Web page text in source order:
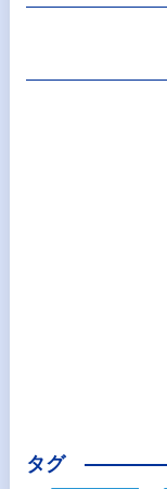
タグ